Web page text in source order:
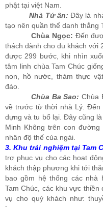
phật tại việt Nam.
Nhà Tứ ân: Đây là
tạo nên quần thể danh thắng
Chùa Ngọc: Đến
thách dành cho du khách với
được 299 bước, khi nhìn
tâm linh chùa Tam Chúc
non, hồ nước, thảm thực
đáo.
Chùa Ba Sao: Chùa
về trước từ thời nhà Lý. Đến
dựng và tu bổ lại. Đây cũng
Minh Không trên con
nhân độ thế của ngài.
3. Khu trải nghiệm tại Tam
trợ phục vụ cho các hoạt
khách thập phương khi tới
bao gồm hệ thống các nhà
Tam Chúc, các khu vực
vụ cho quý khách như: